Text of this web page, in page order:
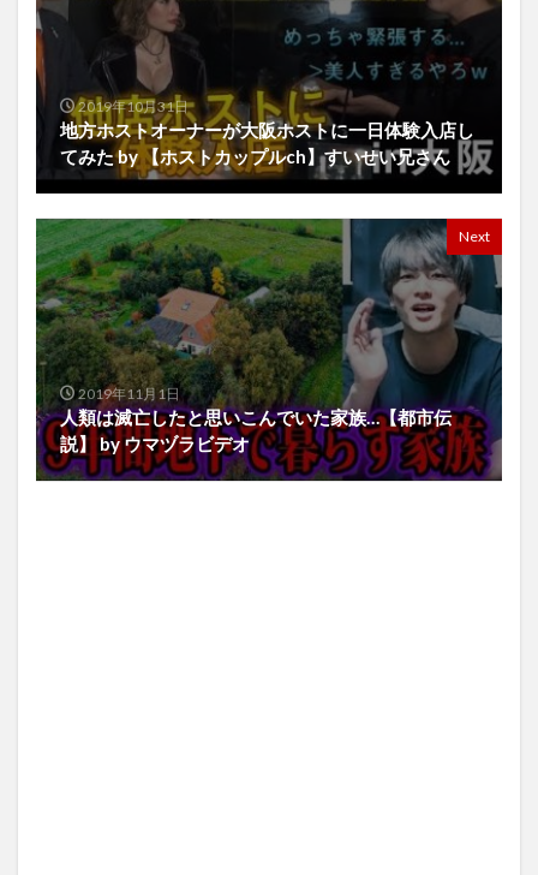
2019年10月31日
地方ホストオーナーが大阪ホストに一日体験入店し
てみた by 【ホストカップルch】すいせい兄さん
Next
2019年11月1日
人類は滅亡したと思いこんでいた家族…【都市伝
説】 by ウマヅラビデオ